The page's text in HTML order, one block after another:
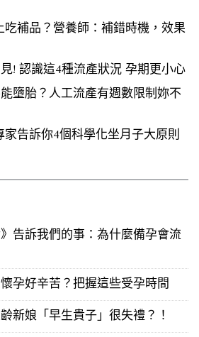
補品？營養師：補錯時機，效果
! 認識這4種流產狀況 孕期更小心
墮胎？人工流產有週數限制妳不
告訴你4個科學化坐月子大原則
告訴我們的事：為什麼備孕會流
孕好辛苦？把握這些受孕時間
新娘「早生貴子」很失禮？！